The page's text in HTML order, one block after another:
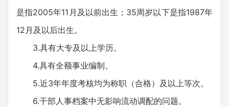
是指2005年11月及以前出生；35周岁以下是指1987年
12月及以后出生。
3.具有大专及以上学历。
4.具有全额事业编制。
5.近3年年度考核均为称职（合格）及以上等次。
6.干部人事档案中无影响流动调配的问题。